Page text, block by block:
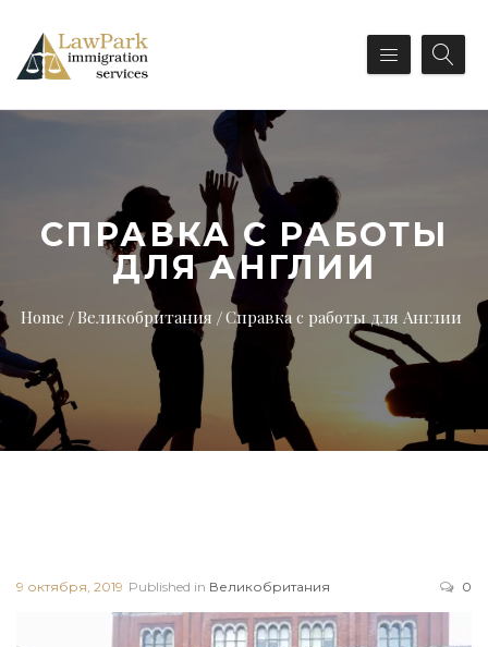
СПРАВКА С РАБОТЫ
ДЛЯ АНГЛИИ
Home Великобритания Справка с работы для Англии
9 октября, 2019 Published in Великобритания 0